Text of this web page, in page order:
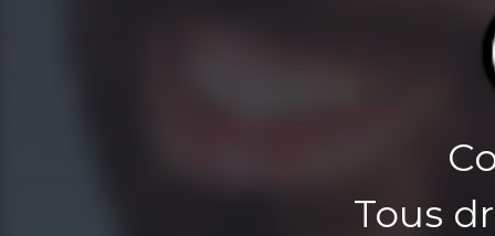
Tous